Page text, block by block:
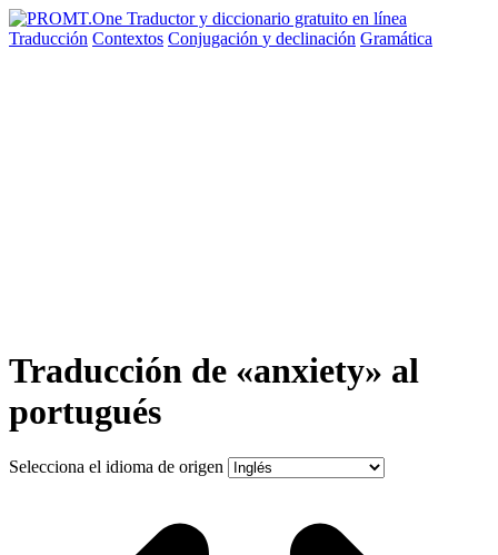
Traducción Contextos Conjugación y declinación Gramática
Traducción de «anxiety» al
portugués
Selecciona el idioma de origen